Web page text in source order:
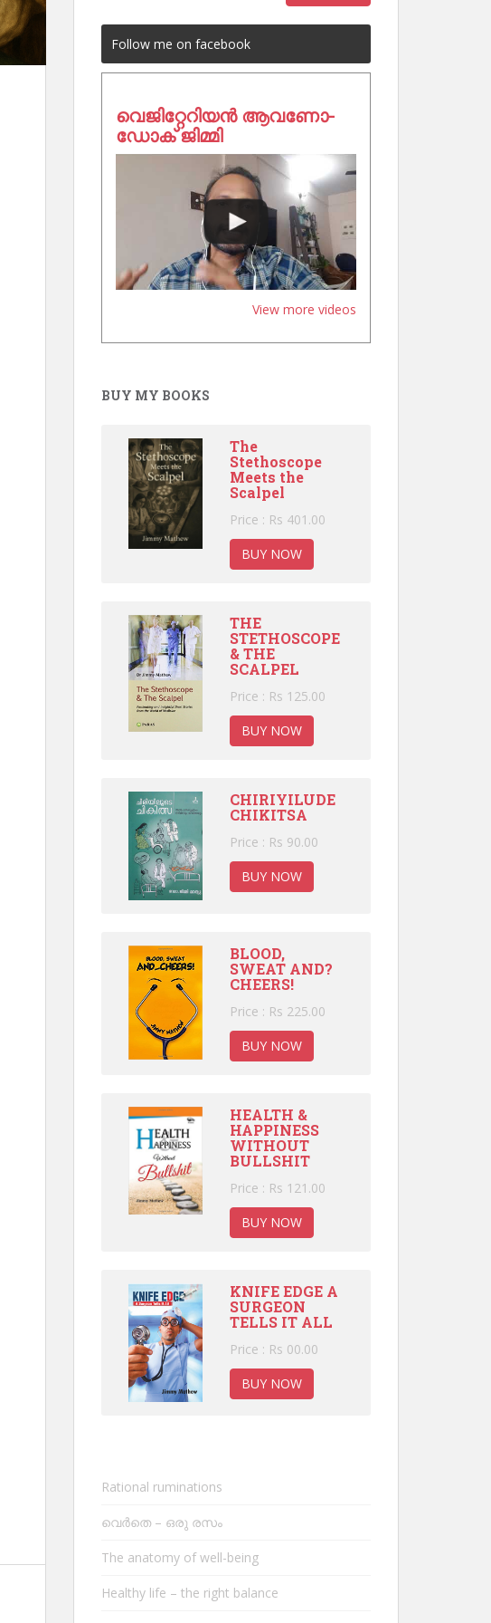
Follow me on facebook
വെജിറ്റേറിയൻ ആവണോ-
ഡോക് ജിമ്മി
View more videos
BUY MY BOOKS
The
Stethoscope
Meets the
Scalpel
Price : Rs 401.00
BUY NOW
THE
STETHOSCOPE
& THE
SCALPEL
Price : Rs 125.00
BUY NOW
CHIRIYILUDE
CHIKITSA
Price : Rs 90.00
BUY NOW
BLOOD,
SWEAT AND?
CHEERS!
Price : Rs 225.00
BUY NOW
HEALTH &
HAPPINESS
WITHOUT
BULLSHIT
Price : Rs 121.00
BUY NOW
KNIFE EDGE A
SURGEON
TELLS IT ALL
Price : Rs 00.00
BUY NOW
Rational ruminations
വെർതെ – ഒരു രസം
The anatomy of well-being
Healthy life – the right balance